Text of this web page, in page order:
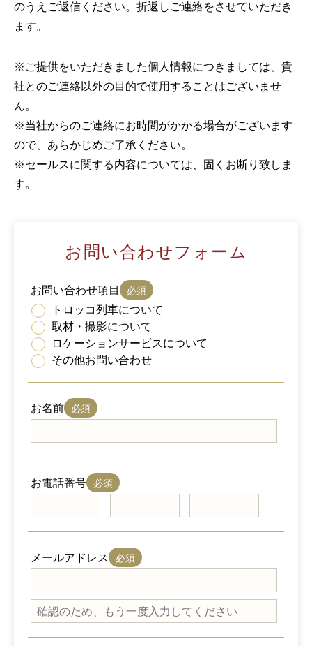
のうえご返信ください。折返しご連絡をさせていただき
ます。
※ご提供をいただきました個人情報につきましては、貴
社とのご連絡以外の目的で使用することはございませ
ん。
※当社からのご連絡にお時間がかかる場合がございます
ので、あらかじめご了承ください。
※セールスに関する内容については、固くお断り致しま
す。
お問い合わせフォーム
お問い合わせ項目
トロッコ列車について
取材・撮影について
ロケーションサービスについて
その他お問い合わせ
お名前
お電話番号
メールアドレス